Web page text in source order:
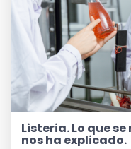
Listeria. Lo que
nos ha explicado.